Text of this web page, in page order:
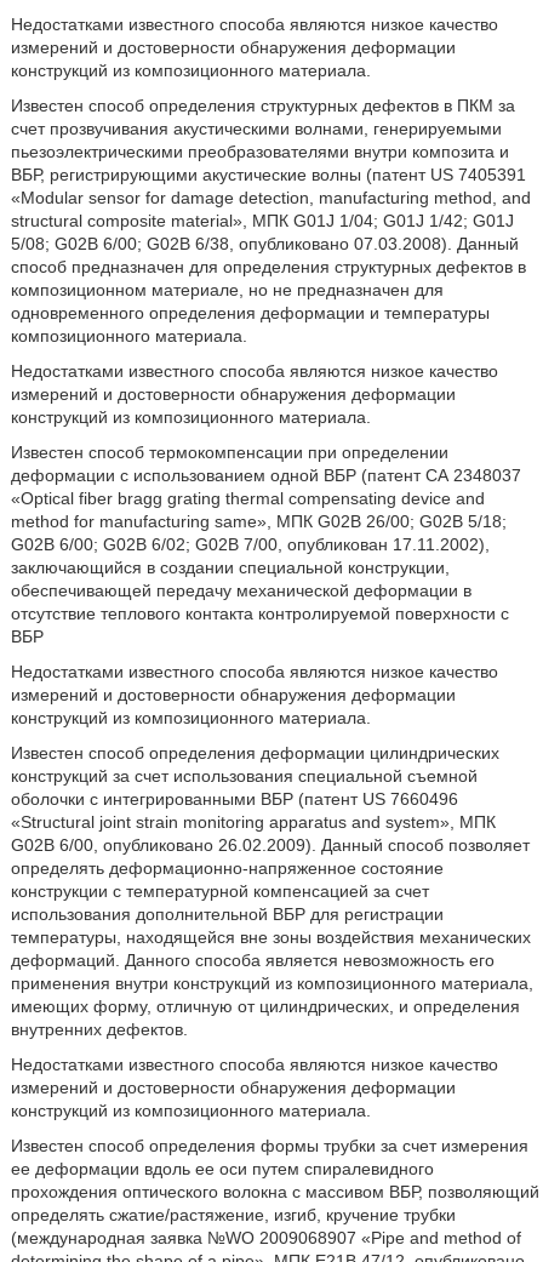
Недостатками известного способа являются низкое качество
измерений и достоверности обнаружения деформации
конструкций из композиционного материала.
Известен способ определения структурных дефектов в ПКМ за
счет прозвучивания акустическими волнами, генерируемыми
пьезоэлектрическими преобразователями внутри композита и
ВБР, регистрирующими акустические волны (патент US 7405391
«Modular sensor for damage detection, manufacturing method, and
structural composite material», МПК G01J 1/04; G01J 1/42; G01J
5/08; G02B 6/00; G02B 6/38, опубликовано 07.03.2008). Данный
способ предназначен для определения структурных дефектов в
композиционном материале, но не предназначен для
одновременного определения деформации и температуры
композиционного материала.
Недостатками известного способа являются низкое качество
измерений и достоверности обнаружения деформации
конструкций из композиционного материала.
Известен способ термокомпенсации при определении
деформации с использованием одной ВБР (патент СА 2348037
«Optical fiber bragg grating thermal compensating device and
method for manufacturing same», МПК G02B 26/00; G02B 5/18;
G02B 6/00; G02B 6/02; G02B 7/00, опубликован 17.11.2002),
заключающийся в создании специальной конструкции,
обеспечивающей передачу механической деформации в
отсутствие теплового контакта контролируемой поверхности с
ВБР
Недостатками известного способа являются низкое качество
измерений и достоверности обнаружения деформации
конструкций из композиционного материала.
Известен способ определения деформации цилиндрических
конструкций за счет использования специальной съемной
оболочки с интегрированными ВБР (патент US 7660496
«Structural joint strain monitoring apparatus and system», МПК
G02B 6/00, опубликовано 26.02.2009). Данный способ позволяет
определять деформационно-напряженное состояние
конструкции с температурной компенсацией за счет
использования дополнительной ВБР для регистрации
температуры, находящейся вне зоны воздействия механических
деформаций. Данного способа является невозможность его
применения внутри конструкций из композиционного материала,
имеющих форму, отличную от цилиндрических, и определения
внутренних дефектов.
Недостатками известного способа являются низкое качество
измерений и достоверности обнаружения деформации
конструкций из композиционного материала.
Известен способ определения формы трубки за счет измерения
ее деформации вдоль ее оси путем спиралевидного
прохождения оптического волокна с массивом ВБР, позволяющий
определять сжатие/растяжение, изгиб, кручение трубки
(международная заявка №WO 2009068907 «Pipe and method of